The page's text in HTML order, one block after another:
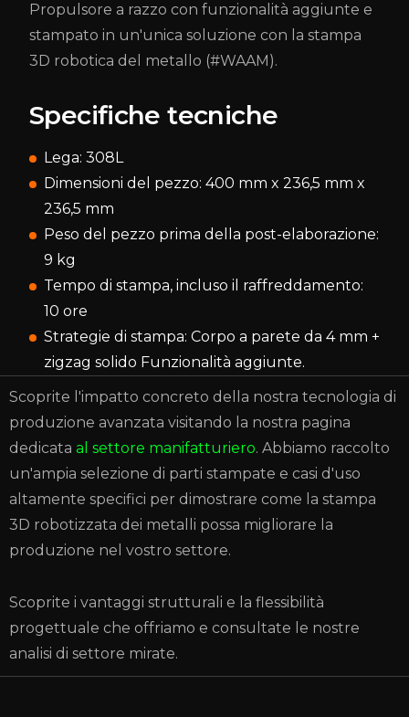
Propulsore a razzo con funzionalità aggiunte e
stampato in un'unica soluzione con la stampa
3D robotica del metallo (#WAAM).
Specifiche tecniche
Lega: 308L
Dimensioni del pezzo: 400 mm x 236,5 mm x
236,5 mm
Peso del pezzo prima della post-elaborazione:
9 kg
Tempo di stampa, incluso il raffreddamento:
10 ore
Strategie di stampa: Corpo a parete da 4 mm +
zigzag solido Funzionalità aggiunte.
Scoprite l'impatto concreto della nostra tecnologia di
produzione avanzata visitando la nostra pagina
dedicata al settore manifatturiero. Abbiamo raccolto
un'ampia selezione di parti stampate e casi d'uso
altamente specifici per dimostrare come la stampa
3D robotizzata dei metalli possa migliorare la
produzione nel vostro settore.
Scoprite i vantaggi strutturali e la flessibilità
progettuale che offriamo e consultate le nostre
analisi di settore mirate.